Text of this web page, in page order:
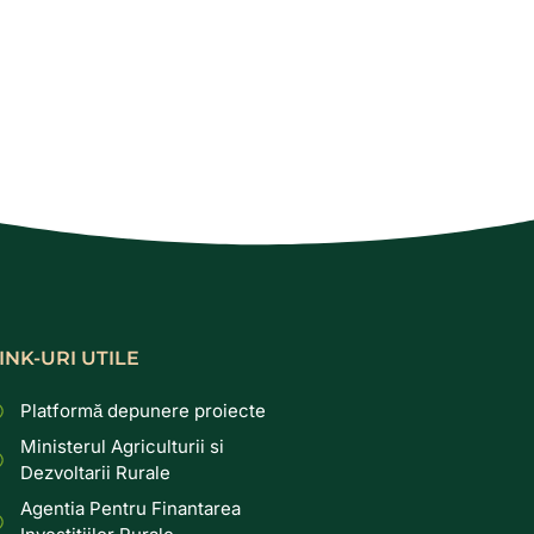
URI UTILE
Platformă depunere proiecte
Ministerul Agriculturii si
Dezvoltarii Rurale
Agentia Pentru Finantarea